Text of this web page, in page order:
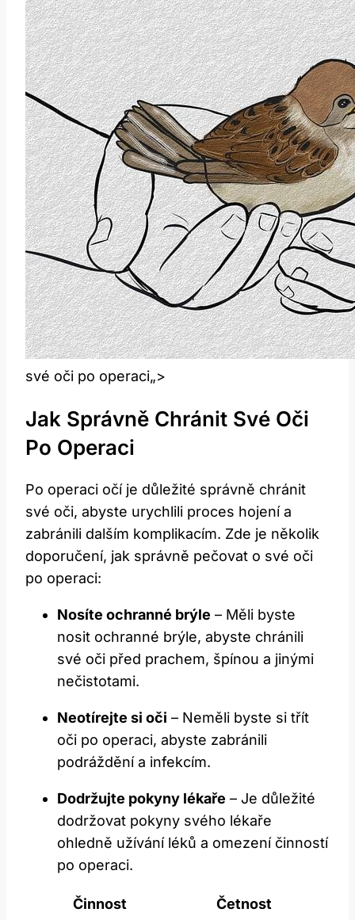
své oči po operaci„>
Jak​ Správně Chránit Své Oči
Po Operaci
Po operaci ‌očí je důležité správně chránit
své oči, abyste urychlili proces hojení a
zabránili dalším komplikacím. Zde je několik
doporučení, jak správně pečovat o své oči
po operaci:
Nosíte ochranné brýle – Měli byste
nosit ochranné‌ brýle, abyste chránili
své oči před prachem, špínou a jinými​
nečistotami.
Neotírejte si oči – Neměli byste si třít
oči po operaci, abyste zabránili‌
podráždění a infekcím.
Dodržujte pokyny lékaře – Je důležité
⁤dodržovat pokyny svého lékaře
ohledně užívání léků a omezení činností
po ​operaci.
Činnost
Četnost